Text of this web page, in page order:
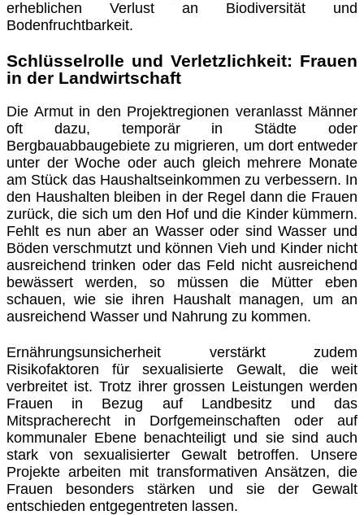
erheblichen Verlust an Biodiversität und
Bodenfruchtbarkeit.
Schlüsselrolle und Verletzlichkeit: Frauen
in der Landwirtschaft
Die Armut in den Projektregionen veranlasst Männer
oft dazu, temporär in Städte oder
Bergbauabbaugebiete zu migrieren, um dort entweder
unter der Woche oder auch gleich mehrere Monate
am Stück das Haushaltseinkommen zu verbessern. In
den Haushalten bleiben in der Regel dann die Frauen
zurück, die sich um den Hof und die Kinder kümmern.
Fehlt es nun aber an Wasser oder sind Wasser und
Böden verschmutzt und können Vieh und Kinder nicht
ausreichend trinken oder das Feld nicht ausreichend
bewässert werden, so müssen die Mütter eben
schauen, wie sie ihren Haushalt managen, um an
ausreichend Wasser und Nahrung zu kommen.
Ernährungsunsicherheit verstärkt zudem
Risikofaktoren für sexualisierte Gewalt, die weit
verbreitet ist. Trotz ihrer grossen Leistungen werden
Frauen in Bezug auf Landbesitz und das
Mitspracherecht in Dorfgemeinschaften oder auf
kommunaler Ebene benachteiligt und sie sind auch
stark von sexualisierter Gewalt betroffen. Unsere
Projekte arbeiten mit transformativen Ansätzen, die
Frauen besonders stärken und sie der Gewalt
entschieden entgegentreten lassen.